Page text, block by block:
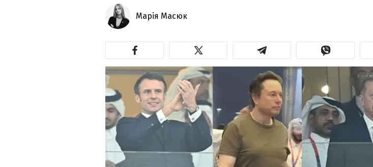
Марія Масюк